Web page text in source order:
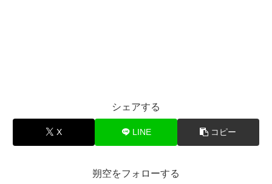
シェアする
X LINE コピー
朔空をフォローする